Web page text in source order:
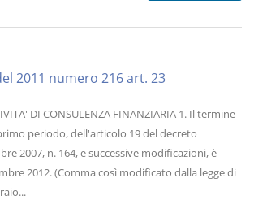
2011 numero 216 art. 23
DI CONSULENZA FINANZIARIA 1. Il termine
periodo, dell'articolo 19 del decreto
2007, n. 164, e successive modificazioni, è
2012. (Comma così modificato dalla legge di